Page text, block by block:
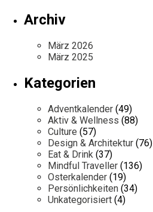
Archiv
März 2026
März 2025
Kategorien
Adventkalender (49)
Aktiv & Wellness (88)
Culture (57)
Design & Architektur (76)
Eat & Drink (37)
Mindful Traveller (136)
Osterkalender (19)
Persönlichkeiten (34)
Unkategorisiert (4)